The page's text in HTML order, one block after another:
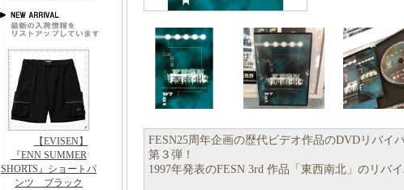
【EVISEN】
『ENN SUMMER
SHORTS』ショートパ
ンツ ブラック
FESN25周年企画の歴代ビデオ作品のDVDリバイ
第３弾！
1997年発表のFESN 3rd 作品「東西南北」のリバ